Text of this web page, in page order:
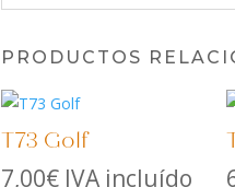
PRODUCTOS
T73 Golf
7,00€ IVA incluído